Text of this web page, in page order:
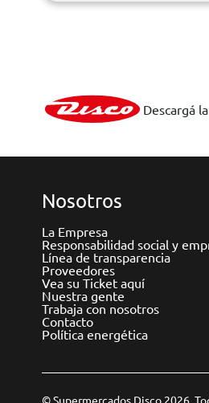
Descargá
Nosotros
La Empresa
Responsabilidad social y
Línea de transparencia
Proveedores
Vea su Ticket aquí
Nuestra gente
Trabaja con nosotros
Contacto
Política energética
© Supermercados Disco 2026.